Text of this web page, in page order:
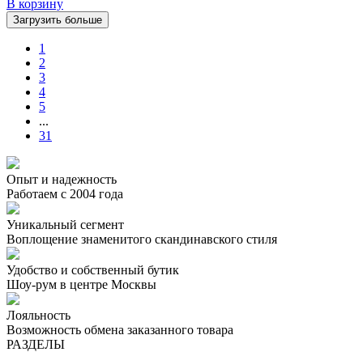
В корзину
Загрузить больше
1
2
3
4
5
...
31
Опыт и надежность
Работаем с 2004 года
Уникальный сегмент
Воплощение знаменитого скандинавского стиля
Удобство и собственный бутик
Шоу-рум в центре Москвы
Лояльность
Возможность обмена заказанного товара
РАЗДЕЛЫ